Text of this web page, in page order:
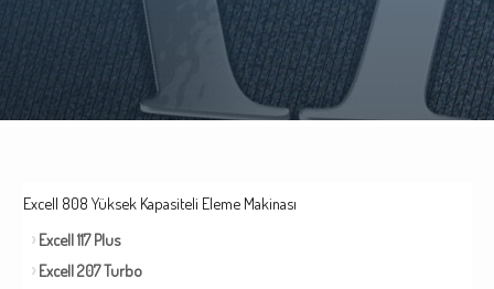
Excell 808 Yüksek Kapasiteli Eleme Makinası
Excell 117 Plus
Excell 207 Turbo